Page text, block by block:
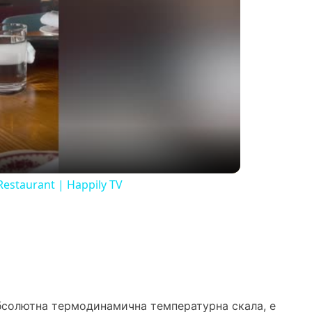
| Happily TV
термодинамична температурна скала, е